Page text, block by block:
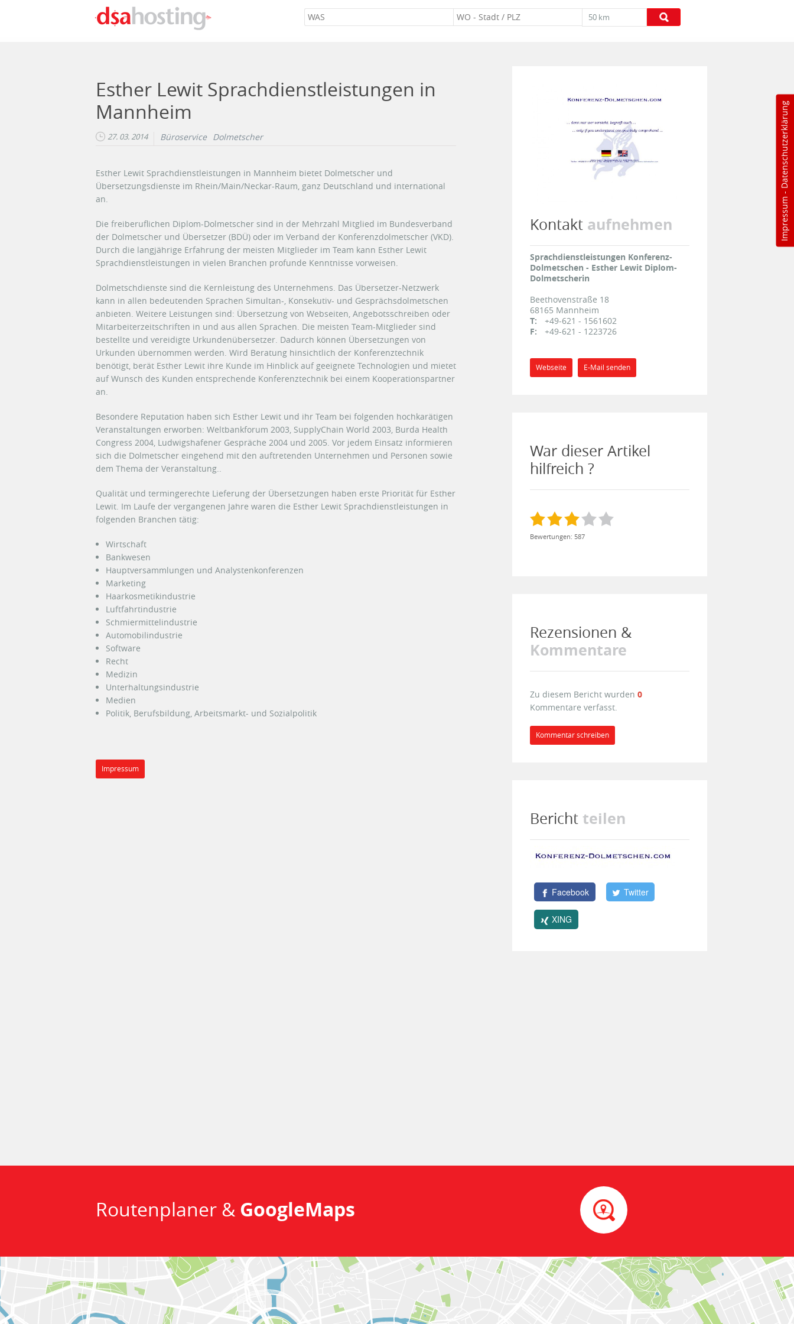
50 km
Impressum
-
Datenschutzerklärung
Esther Lewit Sprachdienstleistungen in
Mannheim
27. 03. 2014 Büroservice Dolmetscher
Esther Lewit Sprachdienstleistungen in Mannheim bietet Dolmetscher und
Übersetzungsdienste im Rhein/Main/Neckar-Raum, ganz Deutschland und international
an.
Die freiberuflichen Diplom-Dolmetscher sind in der Mehrzahl Mitglied im Bundesverband
der Dolmetscher und Übersetzer (BDÜ) oder im Verband der Konferenzdolmetscher (VKD).
Durch die langjährige Erfahrung der meisten Mitglieder im Team kann Esther Lewit
Sprachdienstleistungen in vielen Branchen profunde Kenntnisse vorweisen.
Dolmetschdienste sind die Kernleistung des Unternehmens. Das Übersetzer-Netzwerk
kann in allen bedeutenden Sprachen Simultan-, Konsekutiv- und Gesprächsdolmetschen
anbieten. Weitere Leistungen sind: Übersetzung von Webseiten, Angebotsschreiben oder
Mitarbeiterzeitschriften in und aus allen Sprachen. Die meisten Team-Mitglieder sind
bestellte und vereidigte Urkundenübersetzer. Dadurch können Übersetzungen von
Urkunden übernommen werden. Wird Beratung hinsichtlich der Konferenztechnik
benötigt, berät Esther Lewit ihre Kunde im Hinblick auf geeignete Technologien und mietet
auf Wunsch des Kunden entsprechende Konferenztechnik bei einem Kooperationspartner
an.
Besondere Reputation haben sich Esther Lewit und ihr Team bei folgenden hochkarätigen
Veranstaltungen erworben: Weltbankforum 2003, SupplyChain World 2003, Burda Health
Congress 2004, Ludwigshafener Gespräche 2004 und 2005. Vor jedem Einsatz informieren
sich die Dolmetscher eingehend mit den auftretenden Unternehmen und Personen sowie
dem Thema der Veranstaltung..
Qualität und termingerechte Lieferung der Übersetzungen haben erste Priorität für Esther
Lewit. Im Laufe der vergangenen Jahre waren die Esther Lewit Sprachdienstleistungen in
folgenden Branchen tätig:
Wirtschaft
Bankwesen
Hauptversammlungen und Analystenkonferenzen
Marketing
Haarkosmetikindustrie
Luftfahrtindustrie
Schmiermittelindustrie
Automobilindustrie
Software
Recht
Medizin
Unterhaltungsindustrie
Medien
Politik, Berufsbildung, Arbeitsmarkt- und Sozialpolitik
Impressum
Kontakt aufnehmen
Sprachdienstleistungen Konferenz-
Dolmetschen - Esther Lewit Diplom-
Dolmetscherin
Beethovenstraße 18
68165 Mannheim
T:
+49-621 - 1561602
F:
+49-621 - 1223726
Webseite E-Mail senden
War dieser Artikel
hilfreich ?
Bewertungen: 587
Rezensionen &
Kommentare
Zu diesem Bericht wurden 0
Kommentare verfasst.
Kommentar schreiben
Bericht teilen
Facebook Twitter
XING
Routenplaner & GoogleMaps